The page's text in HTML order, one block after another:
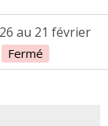
au 21 février
Fermé